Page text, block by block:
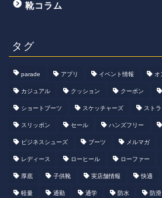
靴コラム
タグ
parade アプリ イベント情報 オ
カジュアル クッション クーポン
ショートブーツ スケッチャーズ スト
スリッポン セール ハンズフリー
ビジネスシューズ ブーツ メルマガ
レディース ローヒール ローファー
厚底 子供靴 実店舗情報 快適
軽量 通勤 通学 防水 防滑